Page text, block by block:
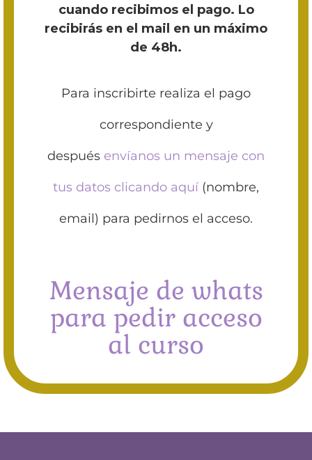
cuando recibimos el pago. Lo
recibirás en el mail en un máximo
de 48h.
Para inscribirte realiza el pago
correspondiente y
después envíanos un mensaje con
tus datos clicando aquí (nombre,
email) para pedirnos el acceso.
Mensaje de whats
para pedir acceso
al curso